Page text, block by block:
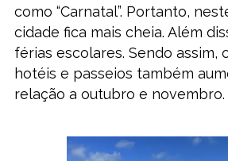
como “Carnatal”. Portanto,
cidade fica mais cheia. Além
férias escolares. Sendo assim,
hotéis e passeios também
relação a outubro e novembro.